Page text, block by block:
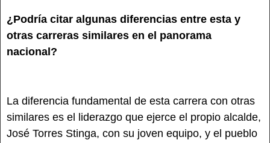
¿Podría citar algunas diferencias entre esta y
otras carreras similares en el panorama
nacional?
La diferencia fundamental de esta carrera con otras
similares es el liderazgo que ejerce el propio alcalde,
José Torres Stinga, con su joven equipo, y el pueblo